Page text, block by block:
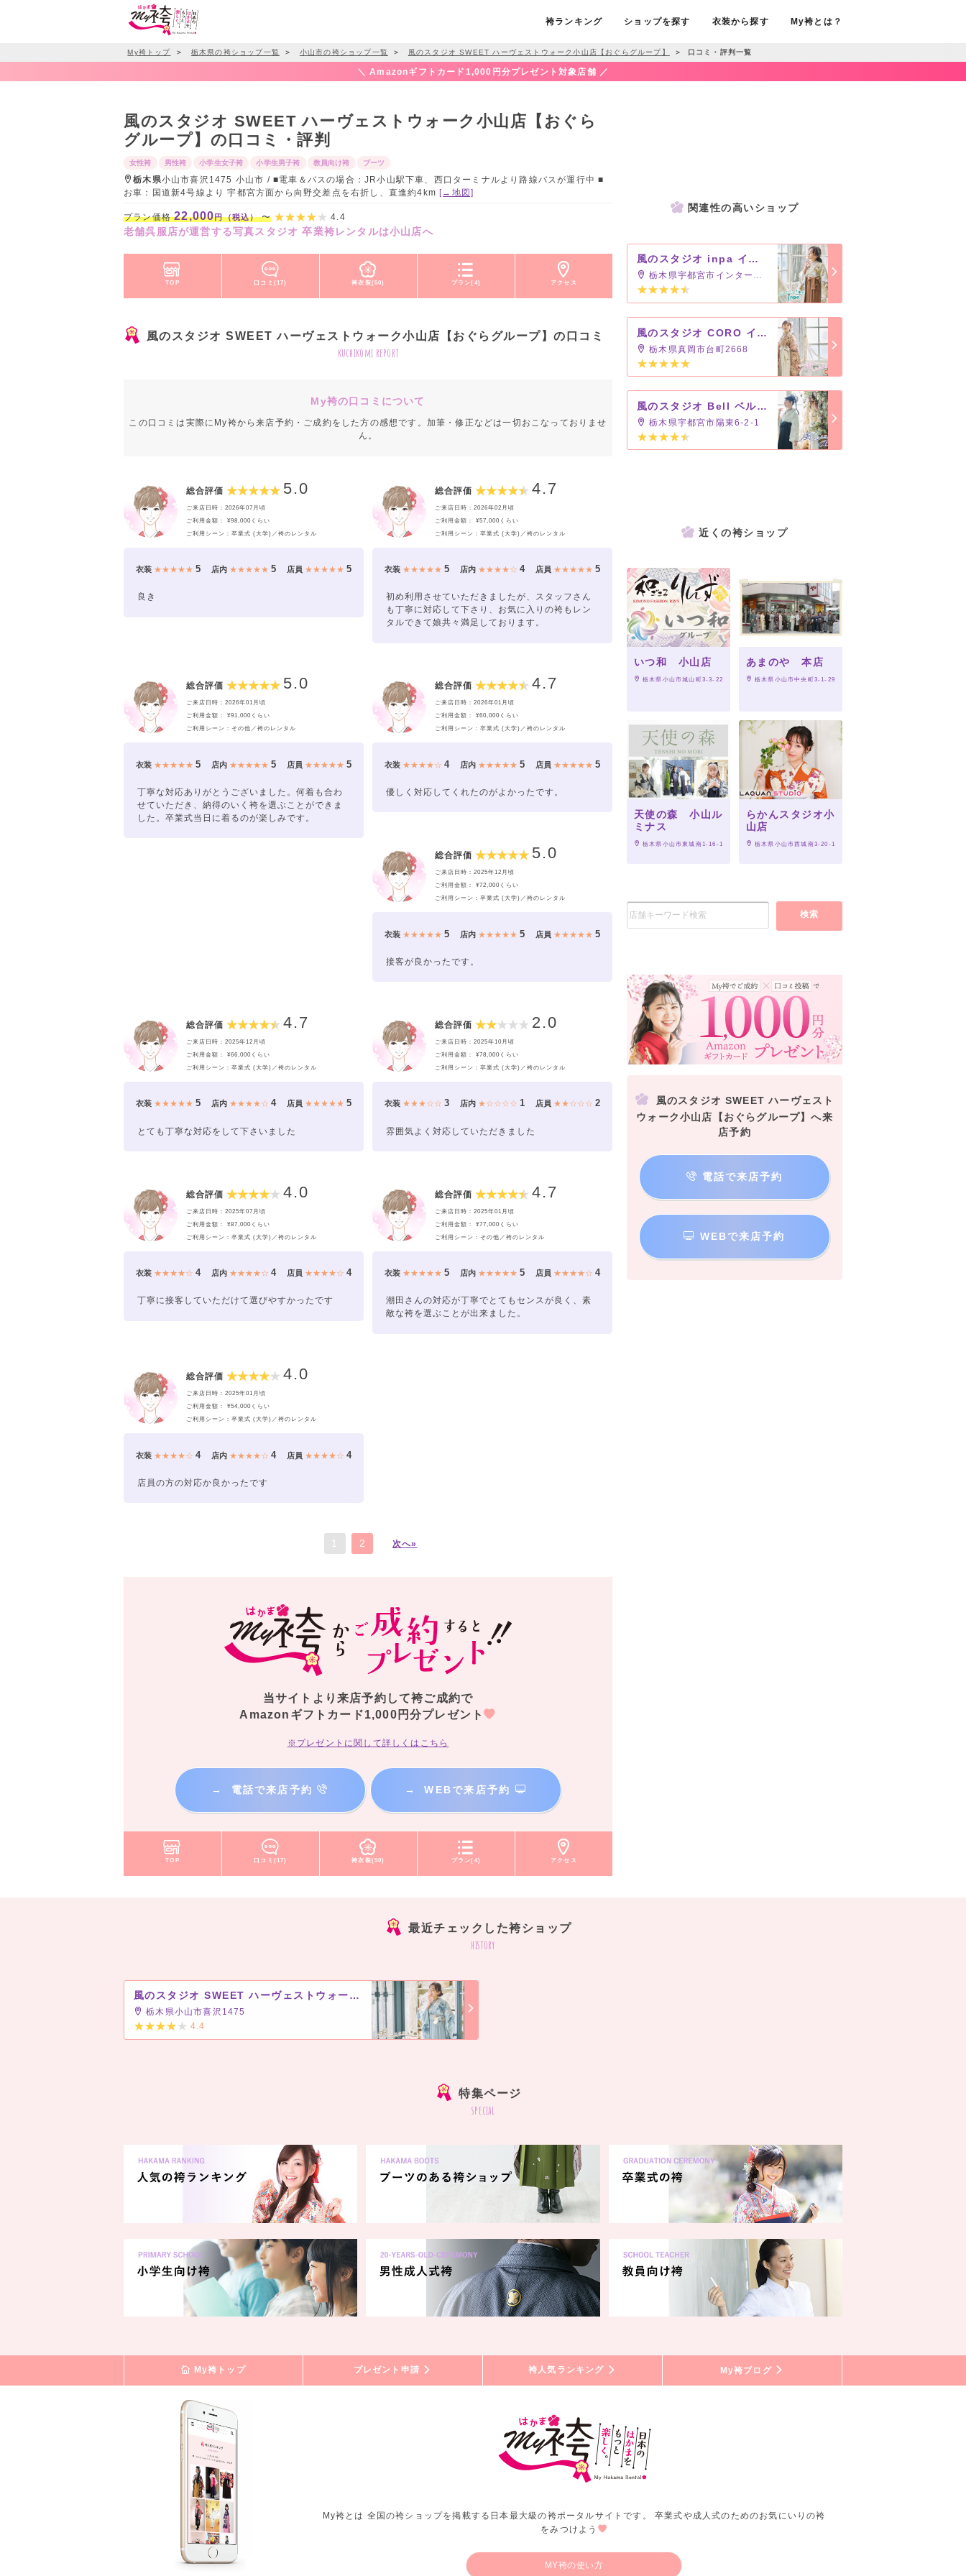
袴ランキング ショップを探す 衣装から探す My袴とは？
My袴トップ ＞ 栃木県の袴ショップ一覧 ＞ 小山市の袴ショップ一覧 ＞ 風のスタジオ SWEET ハーヴェストウォーク小山店【おぐらグループ】 ＞ 口コミ・評判一覧
＼ Amazonギフトカード1,000円分プレゼント対象店舗 ／
風のスタジオ SWEET ハーヴェストウォーク小山店【おぐら
グループ】の口コミ・評判
女性袴 男性袴 小学生女子袴 小学生男子袴 教員向け袴 ブーツ
栃木県小山市喜沢1475 小山市 / ■電車＆バスの場合：JR小山駅下車、西口ターミナルより路線バスが運行中 ■
お車：国道新4号線より 宇都宮方面から向野交差点を右折し、直進約4km [→地図]
プラン価格22,000円（税込）〜 4.4
老舗呉服店が運営する写真スタジオ 卒業袴レンタルは小山店へ
TOP 口コミ(17) 袴衣装(50) プラン(4) アクセス
風のスタジオ SWEET ハーヴェストウォーク小山店【おぐらグループ】の口コミ
kuchikomi report
My袴の口コミについて
この口コミは実際にMy袴から来店予約・ご成約をした方の感想です。加筆・修正などは一切おこなっておりませ
ん。
総合評価 5.0
ご来店日時：2026年07月頃
ご利用金額： ¥98,000くらい
ご利用シーン：卒業式 (大学)／袴のレンタル
衣装 ★★★★★5 店内 ★★★★★ 5 店員 ★★★★★ 5
良き
総合評価 4.7
ご来店日時：2026年02月頃
ご利用金額： ¥57,000くらい
ご利用シーン：卒業式 (大学)／袴のレンタル
衣装 ★★★★★5 店内 ★★★★☆ 4 店員 ★★★★★ 5
初め利用させていただきましたが、スタッフさん
も丁寧に対応して下さり、お気に入りの袴もレン
タルできて娘共々満足しております。
総合評価 5.0
ご来店日時：2026年01月頃
ご利用金額： ¥91,000くらい
ご利用シーン：その他／袴のレンタル
衣装 ★★★★★5 店内 ★★★★★ 5 店員 ★★★★★ 5
丁寧な対応ありがとうございました。何着も合わ
せていただき、納得のいく袴を選ぶことができま
した。卒業式当日に着るのが楽しみです。
総合評価 4.7
ご来店日時：2026年01月頃
ご利用金額： ¥60,000くらい
ご利用シーン：卒業式 (大学)／袴のレンタル
衣装 ★★★★☆4 店内 ★★★★★ 5 店員 ★★★★★ 5
優しく対応してくれたのがよかったです。
総合評価 5.0
ご来店日時：2025年12月頃
ご利用金額： ¥72,000くらい
ご利用シーン：卒業式 (大学)／袴のレンタル
衣装 ★★★★★5 店内 ★★★★★ 5 店員 ★★★★★ 5
接客が良かったです。
総合評価 4.7
ご来店日時：2025年12月頃
ご利用金額： ¥66,000くらい
ご利用シーン：卒業式 (大学)／袴のレンタル
衣装 ★★★★★5 店内 ★★★★☆ 4 店員 ★★★★★ 5
とても丁寧な対応をして下さいました
総合評価 2.0
ご来店日時：2025年10月頃
ご利用金額： ¥78,000くらい
ご利用シーン：卒業式 (大学)／袴のレンタル
衣装 ★★★☆☆3 店内 ★☆☆☆☆ 1 店員 ★★☆☆☆ 2
雰囲気よく対応していただきました
総合評価 4.0
ご来店日時：2025年07月頃
ご利用金額： ¥87,000くらい
ご利用シーン：卒業式 (大学)／袴のレンタル
衣装 ★★★★☆4 店内 ★★★★☆ 4 店員 ★★★★☆ 4
丁寧に接客していただけて選びやすかったです
総合評価 4.7
ご来店日時：2025年01月頃
ご利用金額： ¥77,000くらい
ご利用シーン：その他／袴のレンタル
衣装 ★★★★★5 店内 ★★★★★ 5 店員 ★★★★☆ 4
潮田さんの対応が丁寧でとてもセンスが良く、素
敵な袴を選ぶことが出来ました。
総合評価 4.0
ご来店日時：2025年01月頃
ご利用金額： ¥54,000くらい
ご利用シーン：卒業式 (大学)／袴のレンタル
衣装 ★★★★☆4 店内 ★★★★☆ 4 店員 ★★★★☆ 4
店員の方の対応か良かったです
2 次へ»
当サイトより来店予約して袴ご成約で
Amazonギフトカード1,000円分プレゼント
※プレゼントに関して詳しくはこちら
→ 電話で来店予約 → WEBで来店予約
TOP 口コミ(17) 袴衣装(50) プラン(4) アクセス
関連性の高いショップ
風のスタジオ inpa インターパーク宇都宮本店【おぐらグループ】
栃木県宇都宮市インターパーク4-1-3
風のスタジオ CORO イオンタウン真岡店【おぐらグループ】
栃木県真岡市台町2668
風のスタジオ Bell ベルモール宇都宮店【おぐらグループ】
栃木県宇都宮市陽東6-2-1
近くの袴ショップ
いつ和 小山店
栃木県小山市城山町3-3-22
あまのや 本店
栃木県小山市中央町3-1-29
天使の森 小山ル
ミナス
栃木県小山市東城南1-16-1
らかんスタジオ小
山店
栃木県小山市西城南3-20-1
検索
風のスタジオ SWEET ハーヴェスト
ウォーク小山店【おぐらグループ】へ来
店予約
電話で来店予約
WEBで来店予約
最近チェックした袴ショップ
history
風のスタジオ SWEET ハーヴェストウォーク小山店【おぐらグループ】
栃木県小山市喜沢1475
4.4
特集ページ
special
My袴トップ プレゼント申請 袴人気ランキング My袴ブログ
My袴とは 全国の袴ショップを掲載する日本最大級の袴ポータルサイトです。 卒業式や成人式のためのお気にいりの袴
をみつけよう
MY袴の使い方